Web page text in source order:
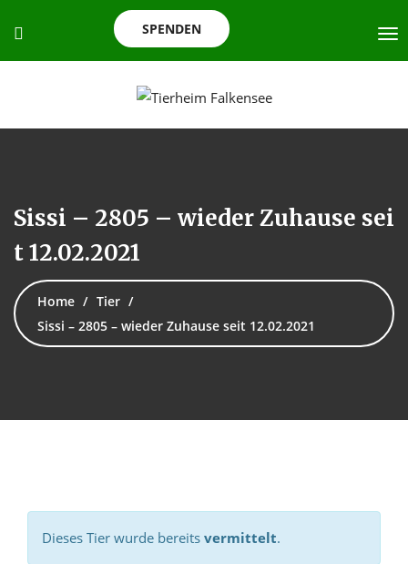
SPENDEN
Sissi – 2805 – wieder Zuhause sei
t 12.02.2021
Home
Tier
Sissi – 2805 – wieder Zuhause seit 12.02.2021
Dieses Tier wurde bereits vermittelt.